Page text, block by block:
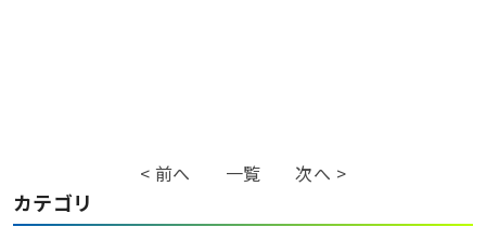
< 前へ 一覧 次へ >
カテゴリ